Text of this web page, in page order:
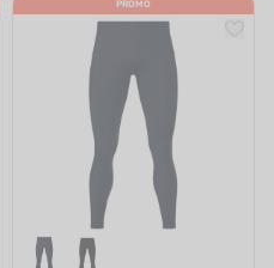
PROMO